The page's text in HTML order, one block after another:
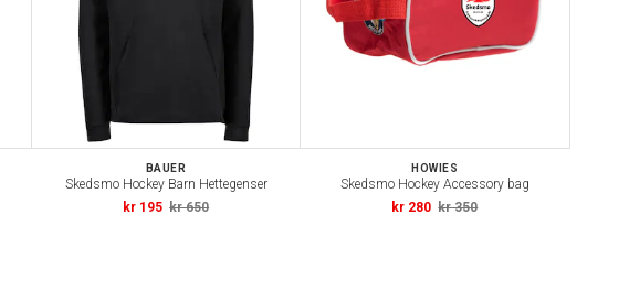
BAUER
Skedsmo Hockey Barn Hettegenser
kr 195 kr 650
HOWIES
Skedsmo Hockey Accessory bag
kr 280 kr 350